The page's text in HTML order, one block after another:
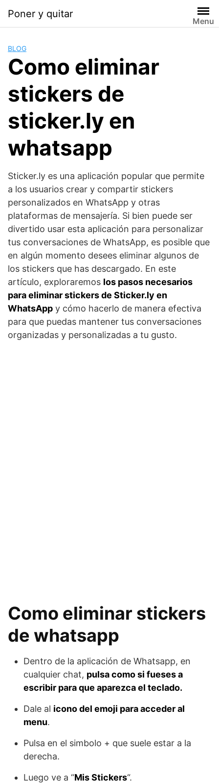
contenido
Poner y quitar
Menu
BLOG
Como eliminar
stickers de
sticker.ly en
whatsapp
Sticker.ly es una aplicación popular que permite
a los usuarios crear y compartir stickers
personalizados en WhatsApp y otras
plataformas de mensajería. Si bien puede ser
divertido usar esta aplicación para personalizar
tus conversaciones de WhatsApp, es posible que
en algún momento desees eliminar algunos de
los stickers que has descargado. En este
artículo, exploraremos los pasos necesarios
para eliminar stickers de Sticker.ly en
WhatsApp y cómo hacerlo de manera efectiva
para que puedas mantener tus conversaciones
organizadas y personalizadas a tu gusto.
Como eliminar stickers
de whatsapp
Dentro de la aplicación de Whatsapp, en
cualquier chat, pulsa como si fueses a
escribir para que aparezca el teclado.
Dale al icono del emoji para acceder al
menu.
Pulsa en el simbolo + que suele estar a la
derecha.
Luego ve a “Mis Stickers“.